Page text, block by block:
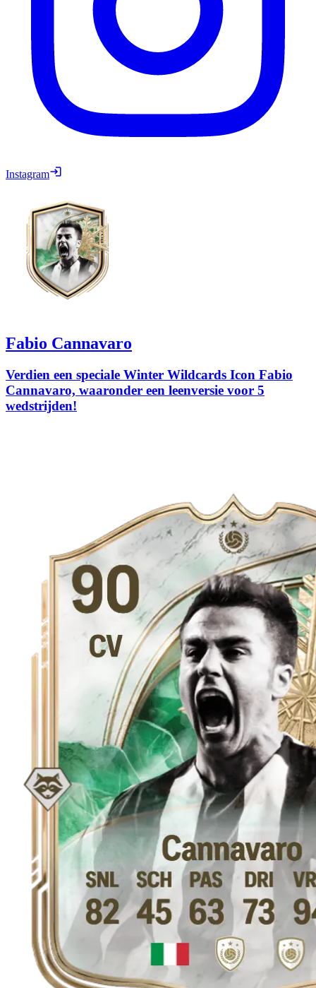
Instagram
Fabio Cannavaro
Verdien een speciale Winter Wildcards Icon Fabio
Cannavaro, waaronder een leenversie voor 5
wedstrijden!